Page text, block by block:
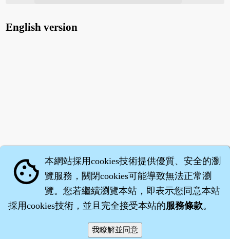
English version
‧沈藥子©2008～2026
cookie 本網站採用cookies技術提供優質、安全的瀏
覽服務，關閉cookies可能導致無法正常瀏
覽。您若繼續瀏覽本站，即表示您同意本站
採用cookies技術，並且完全接受本站的服務條款。